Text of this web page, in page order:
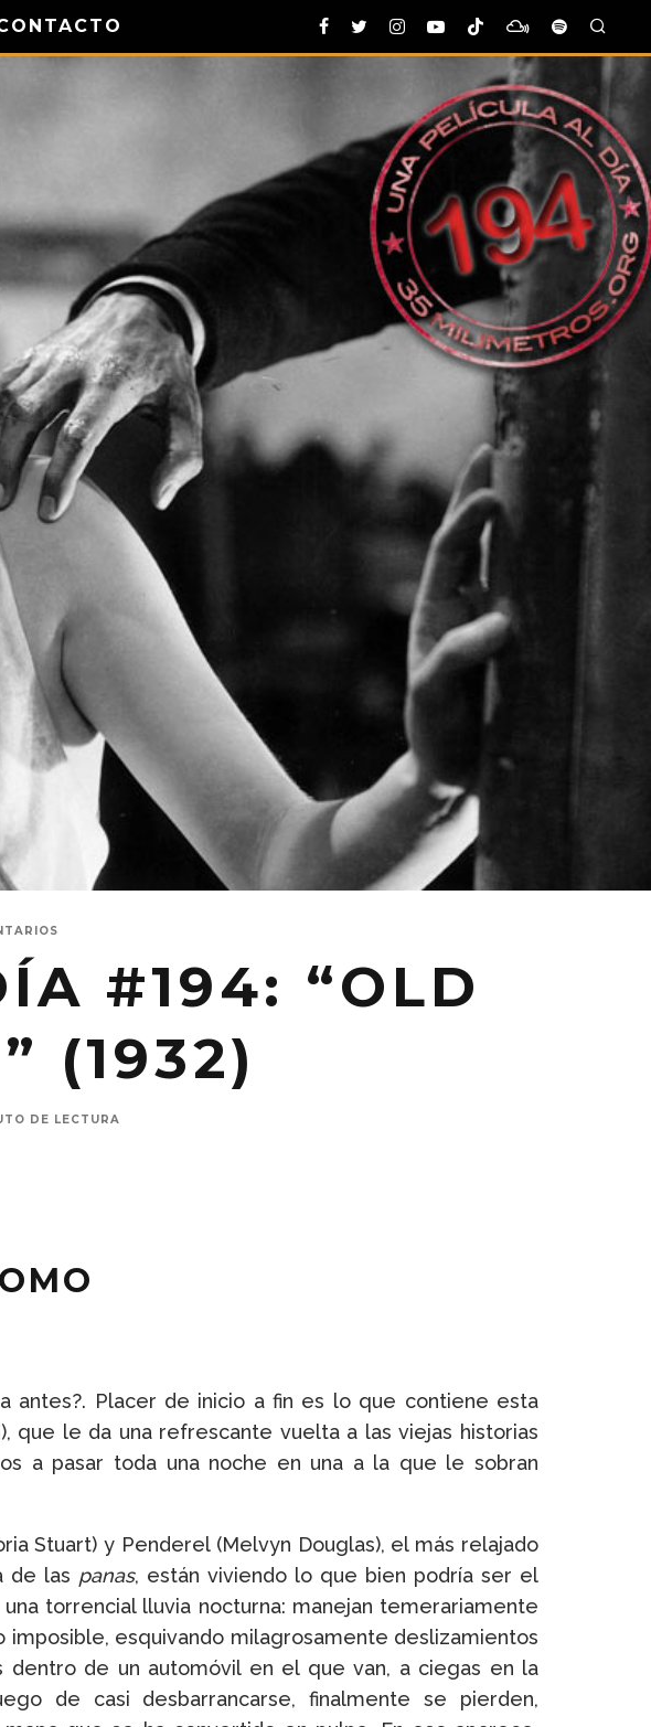
#194: “OLD
(1932)
DE LECTURA
antes?. Placer de inicio a fin es lo que contiene esta
), que le da una refrescante vuelta a las viejas historias
a pasar toda una noche en una a la que le sobran
Stuart) y Penderel (Melvyn Douglas), el más relajado
de las panas, están viviendo lo que bien podría ser el
torrencial lluvia nocturna: manejan temerariamente
imposible, esquivando milagrosamente deslizamientos
dentro de un automóvil en el que van, a ciegas en la
de casi desbarrancarse, finalmente se pierden,